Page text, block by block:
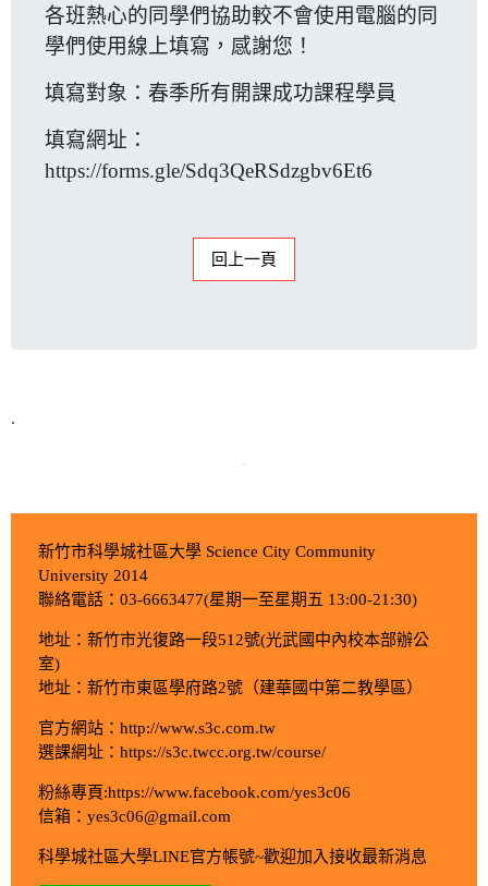
各班熱心的同學們協助較不會使用電腦的同
學們使用線上填寫，感謝您！
填寫對象：春季所有開課成功課程學員
填寫網址：
https://forms.gle/Sdq3QeRSdzgbv6Et6
回上一頁
.
新竹市科學城社區大學 Science City Community
University 2014
聯絡電話：03-6663477(星期一至星期五 13:00-21:30)
地址：新竹市光復路一段512號(光武國中內校本部辦公
室)
地址：新竹市東區學府路2號（建華國中第二教學區）
官方網站：http://www.s3c.com.tw
選課網址：https://s3c.twcc.org.tw/course/
粉絲專頁:https://www.facebook.com/yes3c06
信箱：yes3c06@gmail.com
科學城社區大學LINE官方帳號~歡迎加入接收最新消息